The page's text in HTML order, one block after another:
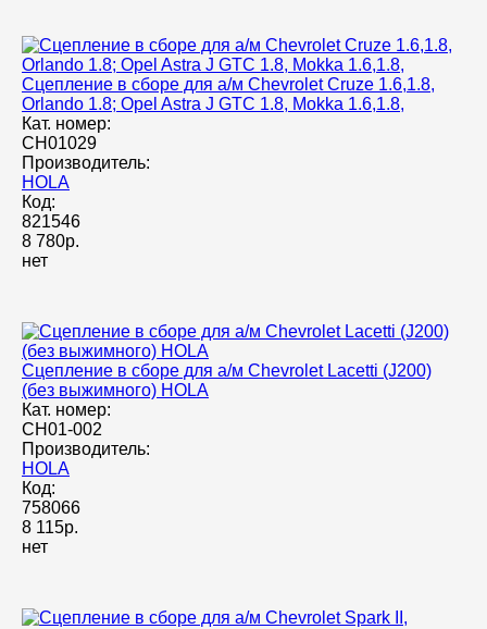
Сцепление в сборе для а/м Chevrolet Cruze 1.6,1.8,
Orlando 1.8; Opel Astra J GTC 1.8, Mokka 1.6,1.8,
Кат. номер:
CH01029
Производитель:
HOLA
Код:
821546
8 780р.
нет
Сцепление в сборе для а/м Chevrolet Lacetti (J200)
(без выжимного) HOLA
Кат. номер:
CH01-002
Производитель:
HOLA
Код:
758066
8 115р.
нет